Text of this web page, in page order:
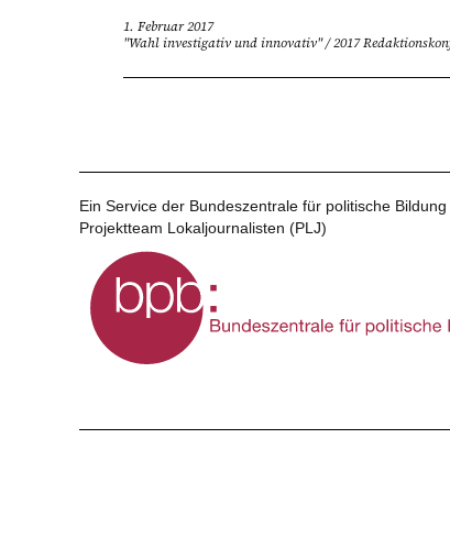
1. Februar 2017
"Wahl investigativ und innovativ"/2017
Ein Service der Bundeszentrale für politische
Projektteam Lokaljournalisten (PLJ)